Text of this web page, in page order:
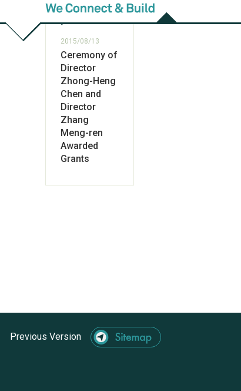
Next
2015/08/13
Ceremony of
Director
Zhong-Heng
Chen and
Director
Zhang
Meng-ren
Awarded
Grants
Previous Version